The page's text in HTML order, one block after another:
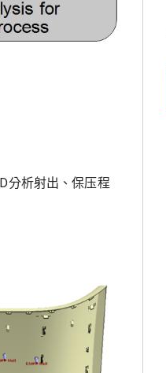
分析射出、保压程